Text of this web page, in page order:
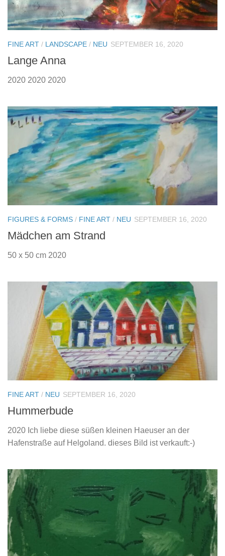
FINE ART / LANDSCAPE / NEU SEPTEMBER 16, 2020
Lange Anna
2020 2020 2020
FIGURES & FORMS / FINE ART / NEU SEPTEMBER 16, 2020
Mädchen am Strand
50 x 50 cm 2020
FINE ART / NEU SEPTEMBER 16, 2020
Hummerbude
2020 Ich liebe diese süßen kleinen Haeuser an der
Hafenstraße auf Helgoland. dieses Bild ist verkauft:-)